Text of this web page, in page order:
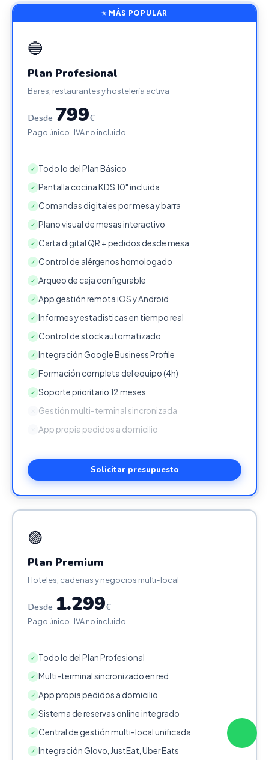
⭐ MÁS POPULAR
🔵
Plan Profesional
Bares, restaurantes y hostelería activa
Desde 799€
Pago único · IVA no incluido
✓ Todo lo del Plan Básico
✓ Pantalla cocina KDS 10" incluida
✓ Comandas digitales por mesa y barra
✓ Plano visual de mesas interactivo
✓ Carta digital QR + pedidos desde mesa
✓ Control de alérgenos homologado
✓ Arqueo de caja configurable
✓ App gestión remota iOS y Android
✓ Informes y estadísticas en tiempo real
✓ Control de stock automatizado
✓ Integración Google Business Profile
✓ Formación completa del equipo (4h)
✓ Soporte prioritario 12 meses
Gestión multi-terminal sincronizada
App propia pedidos a domicilio
Solicitar presupuesto
🟣
Plan Premium
Hoteles, cadenas y negocios multi-local
Desde 1.299€
Pago único · IVA no incluido
✓ Todo lo del Plan Profesional
✓ Multi-terminal sincronizado en red
✓ App propia pedidos a domicilio
✓ Sistema de reservas online integrado
✓ Central de gestión multi-local unificada
✓ Integración Glovo, JustEat, Uber Eats